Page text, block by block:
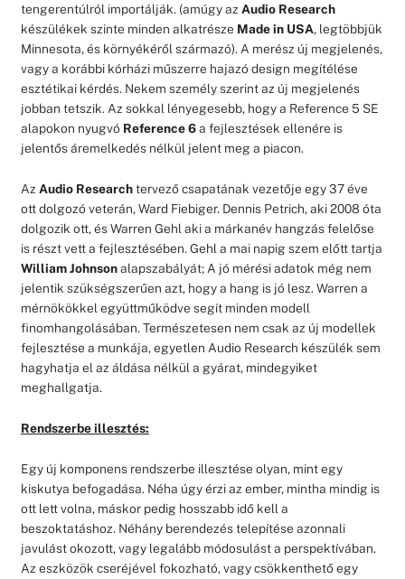
tengerentúlról importálják. (amúgy az Audio Research
készülékek szinte minden alkatrésze Made in USA, legtöbbjük
Minnesota, és környékéről származó). A merész új megjelenés,
vagy a korábbi kórházi műszerre hajazó design megítélése
esztétikai kérdés. Nekem személy szerint az új megjelenés
jobban tetszik. Az sokkal lényegesebb, hogy a Reference 5 SE
alapokon nyugvó Reference 6a fejlesztések ellenére is
jelentős áremelkedés nélkül jelent meg a piacon.
Az Audio Researchtervező csapatának vezetője egy 37 éve
ott dolgozó veterán, Ward Fiebiger. Dennis Petrich, aki 2008 óta
dolgozik ott, és Warren Gehl aki a márkanév hangzás felelőse
is részt vett a fejlesztésében. Gehl a mai napig szem előtt tartja
William Johnsonalapszabályát; A jó mérési adatok még nem
jelentik szükségszerűen azt, hogy a hang is jó lesz. Warren a
mérnökökkel együttműködve segít minden modell
finomhangolásában. Természetesen nem csak az új modellek
fejlesztése a munkája, egyetlen Audio Research készülék sem
hagyhatja el az áldása nélkül a gyárat, mindegyiket
meghallgatja.
Rendszerbe illesztés:
Egy új komponens rendszerbe illesztése olyan, mint egy
kiskutya befogadása. Néha úgy érzi az ember, mintha mindig is
ott lett volna, máskor pedig hosszabb idő kell a
beszoktatáshoz. Néhány berendezés telepítése azonnali
javulást okozott, vagy legalább módosulást a perspektívában.
Az eszközök cseréjével fokozható, vagy csökkenthető egy